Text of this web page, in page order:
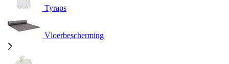
Tyraps
Vloerbescherming